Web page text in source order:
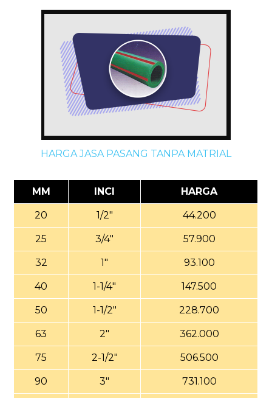
HARGA JASA PASANG TANPA MATRIAL
MM INCI HARGA
20 1/2" 44.200
25 3/4" 57.900
32 1" 93.100
40 1-1/4" 147.500
50 1-1/2" 228.700
63 2" 362.000
75 2-1/2" 506.500
90 3" 731.100